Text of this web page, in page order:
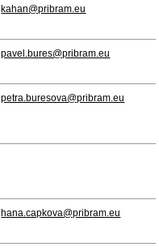
kahan@pribram.eu
pavel.bures@pribram.eu
petra.buresova@pribram.eu
hana.capkova@pribram.eu